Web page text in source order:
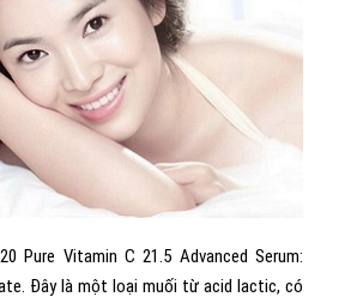
Pure Vitamin C 21.5 Advanced Serum:
Đây là một loại muối từ acid lactic, có